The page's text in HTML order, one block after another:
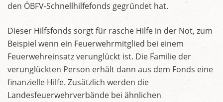
den ÖBFV-Schnellhilfefonds gegründet hat.
Dieser Hilfsfonds sorgt für rasche Hilfe in der Not, zum
Beispiel wenn ein Feuerwehrmitglied bei einem
Feuerwehreinsatz verunglückt ist. Die Familie der
verunglückten Person erhält dann aus dem Fonds eine
finanzielle Hilfe. Zusätzlich werden die
Landesfeuerwehrverbände bei ähnlichen